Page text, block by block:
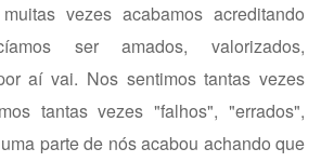
vezes acabamos acreditando
ser amados, valorizados,
aí vai. Nos sentimos tantas vezes
tantas vezes "falhos", "errados",
parte de nós acabou achando que